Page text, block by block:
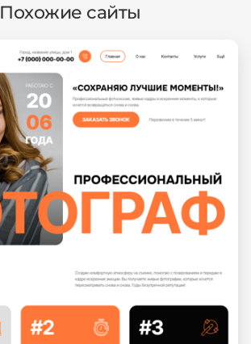
Похожие сайты